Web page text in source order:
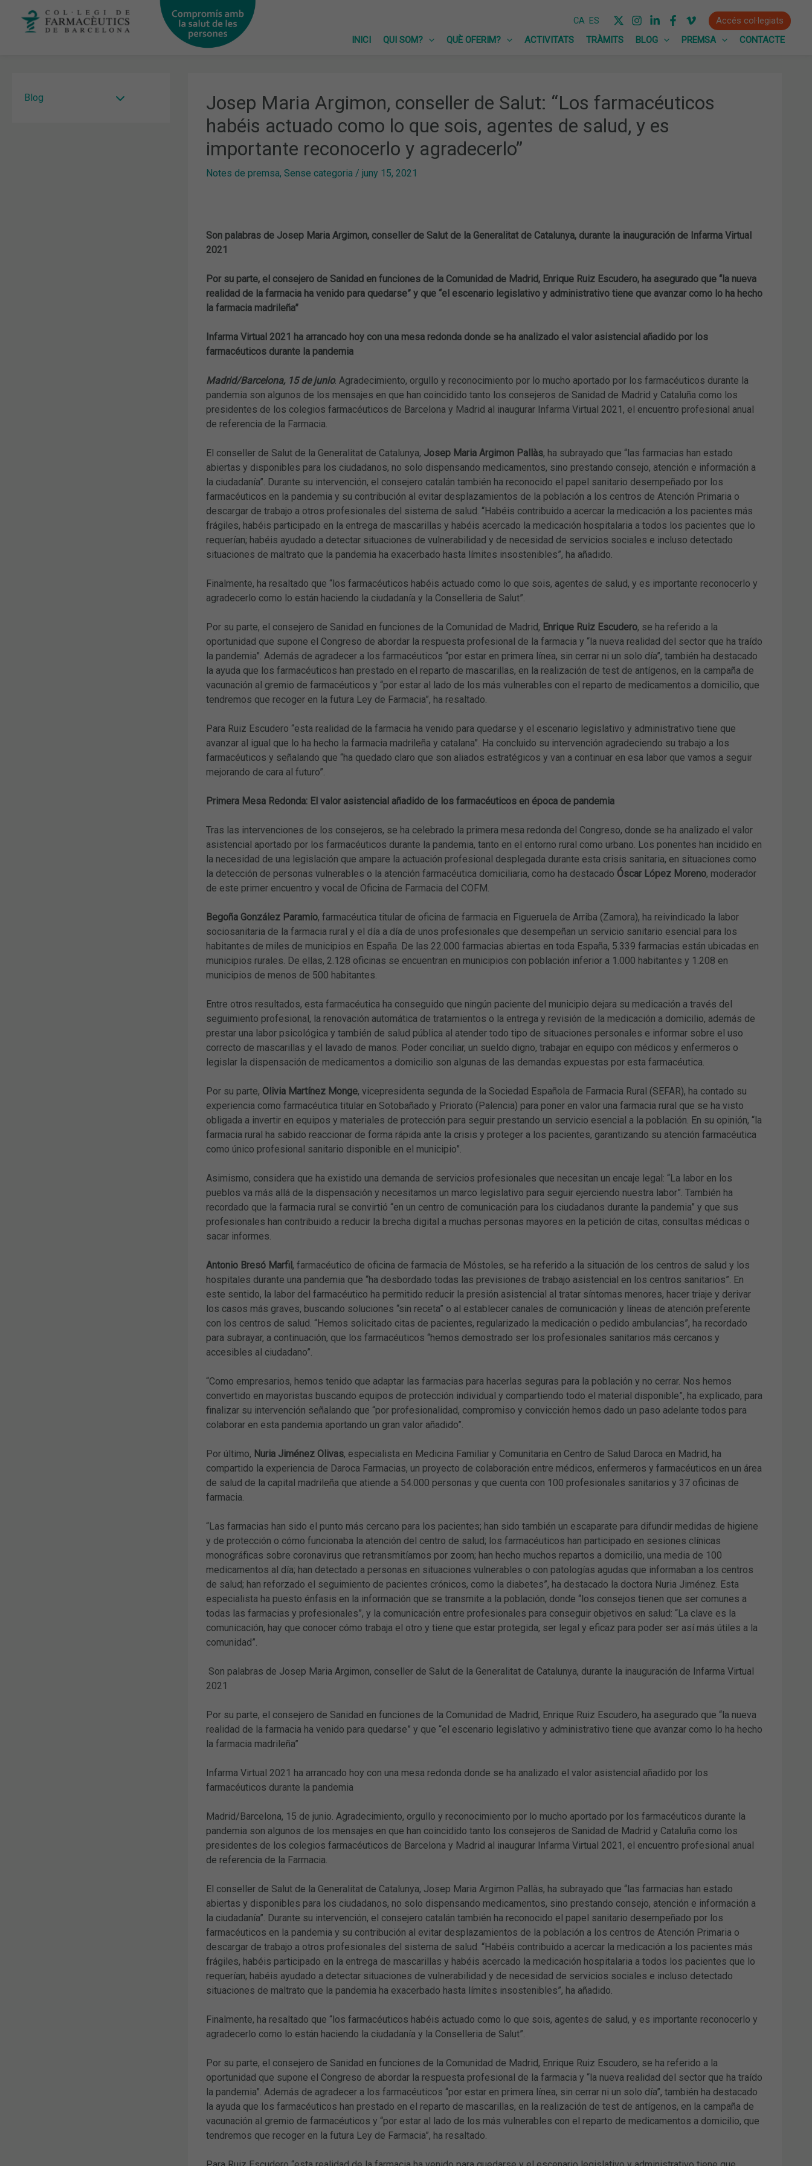
CA ES
Accés col·legiats
INICI
QUI SOM? QUÈ OFERIM? ACTIVITATS TRÀMITS BLOG PREMSA CONTACTE
Blog
Josep Maria Argimon, conseller de Salut: “Los farmacéuticos
habéis actuado como lo que sois, agentes de salud, y es
importante reconocerlo y agradecerlo”
Notes de premsa, Sense categoria/ juny 15, 2021
Son palabras de Josep Maria Argimon, conseller de Salut de la Generalitat de Catalunya, durante la inauguración de Infarma Virtual
2021
Por su parte, el consejero de Sanidad en funciones de la Comunidad de Madrid, Enrique Ruiz Escudero, ha asegurado que “la nueva
realidad de la farmacia ha venido para quedarse” y que “el escenario legislativo y administrativo tiene que avanzar como lo ha hecho
la farmacia madrileña”
Infarma Virtual 2021 ha arrancado hoy con una mesa redonda donde se ha analizado el valor asistencial añadido por los
farmacéuticos durante la pandemia
Madrid/Barcelona, 15 de junio. Agradecimiento, orgullo y reconocimiento por lo mucho aportado por los farmacéuticos durante la
pandemia son algunos de los mensajes en que han coincidido tanto los consejeros de Sanidad de Madrid y Cataluña como los
presidentes de los colegios farmacéuticos de Barcelona y Madrid al inaugurar Infarma Virtual 2021, el encuentro profesional anual
de referencia de la Farmacia.
El conseller de Salut de la Generalitat de Catalunya, Josep Maria Argimon Pallàs, ha subrayado que “las farmacias han estado
abiertas y disponibles para los ciudadanos, no solo dispensando medicamentos, sino prestando consejo, atención e información a
la ciudadanía”. Durante su intervención, el consejero catalán también ha reconocido el papel sanitario desempeñado por los
farmacéuticos en la pandemia y su contribución al evitar desplazamientos de la población a los centros de Atención Primaria o
descargar de trabajo a otros profesionales del sistema de salud. “Habéis contribuido a acercar la medicación a los pacientes más
frágiles, habéis participado en la entrega de mascarillas y habéis acercado la medicación hospitalaria a todos los pacientes que lo
requerían; habéis ayudado a detectar situaciones de vulnerabilidad y de necesidad de servicios sociales e incluso detectado
situaciones de maltrato que la pandemia ha exacerbado hasta límites insostenibles”, ha añadido.
Finalmente, ha resaltado que “los farmacéuticos habéis actuado como lo que sois, agentes de salud, y es importante reconocerlo y
agradecerlo como lo están haciendo la ciudadanía y la Conselleria de Salut”.
Por su parte, el consejero de Sanidad en funciones de la Comunidad de Madrid, Enrique Ruiz Escudero, se ha referido a la
oportunidad que supone el Congreso de abordar la respuesta profesional de la farmacia y “la nueva realidad del sector que ha traído
la pandemia”. Además de agradecer a los farmacéuticos “por estar en primera línea, sin cerrar ni un solo día”, también ha destacado
la ayuda que los farmacéuticos han prestado en el reparto de mascarillas, en la realización de test de antígenos, en la campaña de
vacunación al gremio de farmacéuticos y “por estar al lado de los más vulnerables con el reparto de medicamentos a domicilio, que
tendremos que recoger en la futura Ley de Farmacia”, ha resaltado.
Para Ruiz Escudero “esta realidad de la farmacia ha venido para quedarse y el escenario legislativo y administrativo tiene que
avanzar al igual que lo ha hecho la farmacia madrileña y catalana”. Ha concluido su intervención agradeciendo su trabajo a los
farmacéuticos y señalando que “ha quedado claro que son aliados estratégicos y van a continuar en esa labor que vamos a seguir
mejorando de cara al futuro”.
Primera Mesa Redonda: El valor asistencial añadido de los farmacéuticos en época de pandemia
Tras las intervenciones de los consejeros, se ha celebrado la primera mesa redonda del Congreso, donde se ha analizado el valor
asistencial aportado por los farmacéuticos durante la pandemia, tanto en el entorno rural como urbano. Los ponentes han incidido en
la necesidad de una legislación que ampare la actuación profesional desplegada durante esta crisis sanitaria, en situaciones como
la detección de personas vulnerables o la atención farmacéutica domiciliaria, como ha destacado Óscar López Moreno, moderador
de este primer encuentro y vocal de Oficina de Farmacia del COFM.
Begoña González Paramio, farmacéutica titular de oficina de farmacia en Figueruela de Arriba (Zamora), ha reivindicado la labor
sociosanitaria de la farmacia rural y el día a día de unos profesionales que desempeñan un servicio sanitario esencial para los
habitantes de miles de municipios en España. De las 22.000 farmacias abiertas en toda España, 5.339 farmacias están ubicadas en
municipios rurales. De ellas, 2.128 oficinas se encuentran en municipios con población inferior a 1.000 habitantes y 1.208 en
municipios de menos de 500 habitantes.
Entre otros resultados, esta farmacéutica ha conseguido que ningún paciente del municipio dejara su medicación a través del
seguimiento profesional, la renovación automática de tratamientos o la entrega y revisión de la medicación a domicilio, además de
prestar una labor psicológica y también de salud pública al atender todo tipo de situaciones personales e informar sobre el uso
correcto de mascarillas y el lavado de manos. Poder conciliar, un sueldo digno, trabajar en equipo con médicos y enfermeros o
legislar la dispensación de medicamentos a domicilio son algunas de las demandas expuestas por esta farmacéutica.
Por su parte, Olivia Martínez Monge, vicepresidenta segunda de la Sociedad Española de Farmacia Rural (SEFAR), ha contado su
experiencia como farmacéutica titular en Sotobañado y Priorato (Palencia) para poner en valor una farmacia rural que se ha visto
obligada a invertir en equipos y materiales de protección para seguir prestando un servicio esencial a la población. En su opinión, “la
farmacia rural ha sabido reaccionar de forma rápida ante la crisis y proteger a los pacientes, garantizando su atención farmacéutica
como único profesional sanitario disponible en el municipio”.
Asimismo, considera que ha existido una demanda de servicios profesionales que necesitan un encaje legal: “La labor en los
pueblos va más allá de la dispensación y necesitamos un marco legislativo para seguir ejerciendo nuestra labor”. También ha
recordado que la farmacia rural se convirtió “en un centro de comunicación para los ciudadanos durante la pandemia” y que sus
profesionales han contribuido a reducir la brecha digital a muchas personas mayores en la petición de citas, consultas médicas o
sacar informes.
Antonio Bresó Marfil, farmacéutico de oficina de farmacia de Móstoles, se ha referido a la situación de los centros de salud y los
hospitales durante una pandemia que “ha desbordado todas las previsiones de trabajo asistencial en los centros sanitarios”. En
este sentido, la labor del farmacéutico ha permitido reducir la presión asistencial al tratar síntomas menores, hacer triaje y derivar
los casos más graves, buscando soluciones “sin receta” o al establecer canales de comunicación y líneas de atención preferente
con los centros de salud. “Hemos solicitado citas de pacientes, regularizado la medicación o pedido ambulancias”, ha recordado
para subrayar, a continuación, que los farmacéuticos “hemos demostrado ser los profesionales sanitarios más cercanos y
accesibles al ciudadano”.
“Como empresarios, hemos tenido que adaptar las farmacias para hacerlas seguras para la población y no cerrar. Nos hemos
convertido en mayoristas buscando equipos de protección individual y compartiendo todo el material disponible”, ha explicado, para
finalizar su intervención señalando que “por profesionalidad, compromiso y convicción hemos dado un paso adelante todos para
colaborar en esta pandemia aportando un gran valor añadido”.
Por último, Nuria Jiménez Olivas, especialista en Medicina Familiar y Comunitaria en Centro de Salud Daroca en Madrid, ha
compartido la experiencia de Daroca Farmacias, un proyecto de colaboración entre médicos, enfermeros y farmacéuticos en un área
de salud de la capital madrileña que atiende a 54.000 personas y que cuenta con 100 profesionales sanitarios y 37 oficinas de
farmacia.
“Las farmacias han sido el punto más cercano para los pacientes; han sido también un escaparate para difundir medidas de higiene
y de protección o cómo funcionaba la atención del centro de salud; los farmacéuticos han participado en sesiones clínicas
monográficas sobre coronavirus que retransmitíamos por zoom; han hecho muchos repartos a domicilio, una media de 100
medicamentos al día; han detectado a personas en situaciones vulnerables o con patologías agudas que informaban a los centros
de salud; han reforzado el seguimiento de pacientes crónicos, como la diabetes”, ha destacado la doctora Nuria Jiménez. Esta
especialista ha puesto énfasis en la información que se transmite a la población, donde “los consejos tienen que ser comunes a
todas las farmacias y profesionales”, y la comunicación entre profesionales para conseguir objetivos en salud: “La clave es la
comunicación, hay que conocer cómo trabaja el otro y tiene que estar protegida, ser legal y eficaz para poder ser así más útiles a la
comunidad”.
Son palabras de Josep Maria Argimon, conseller de Salut de la Generalitat de Catalunya, durante la inauguración de Infarma Virtual
2021
Por su parte, el consejero de Sanidad en funciones de la Comunidad de Madrid, Enrique Ruiz Escudero, ha asegurado que “la nueva
realidad de la farmacia ha venido para quedarse” y que “el escenario legislativo y administrativo tiene que avanzar como lo ha hecho
la farmacia madrileña”
Infarma Virtual 2021 ha arrancado hoy con una mesa redonda donde se ha analizado el valor asistencial añadido por los
farmacéuticos durante la pandemia
Madrid/Barcelona, 15 de junio. Agradecimiento, orgullo y reconocimiento por lo mucho aportado por los farmacéuticos durante la
pandemia son algunos de los mensajes en que han coincidido tanto los consejeros de Sanidad de Madrid y Cataluña como los
presidentes de los colegios farmacéuticos de Barcelona y Madrid al inaugurar Infarma Virtual 2021, el encuentro profesional anual
de referencia de la Farmacia.
El conseller de Salut de la Generalitat de Catalunya, Josep Maria Argimon Pallàs, ha subrayado que “las farmacias han estado
abiertas y disponibles para los ciudadanos, no solo dispensando medicamentos, sino prestando consejo, atención e información a
la ciudadanía”. Durante su intervención, el consejero catalán también ha reconocido el papel sanitario desempeñado por los
farmacéuticos en la pandemia y su contribución al evitar desplazamientos de la población a los centros de Atención Primaria o
descargar de trabajo a otros profesionales del sistema de salud. “Habéis contribuido a acercar la medicación a los pacientes más
frágiles, habéis participado en la entrega de mascarillas y habéis acercado la medicación hospitalaria a todos los pacientes que lo
requerían; habéis ayudado a detectar situaciones de vulnerabilidad y de necesidad de servicios sociales e incluso detectado
situaciones de maltrato que la pandemia ha exacerbado hasta límites insostenibles”, ha añadido.
Finalmente, ha resaltado que “los farmacéuticos habéis actuado como lo que sois, agentes de salud, y es importante reconocerlo y
agradecerlo como lo están haciendo la ciudadanía y la Conselleria de Salut”.
Por su parte, el consejero de Sanidad en funciones de la Comunidad de Madrid, Enrique Ruiz Escudero, se ha referido a la
oportunidad que supone el Congreso de abordar la respuesta profesional de la farmacia y “la nueva realidad del sector que ha traído
la pandemia”. Además de agradecer a los farmacéuticos “por estar en primera línea, sin cerrar ni un solo día”, también ha destacado
la ayuda que los farmacéuticos han prestado en el reparto de mascarillas, en la realización de test de antígenos, en la campaña de
vacunación al gremio de farmacéuticos y “por estar al lado de los más vulnerables con el reparto de medicamentos a domicilio, que
tendremos que recoger en la futura Ley de Farmacia”, ha resaltado.